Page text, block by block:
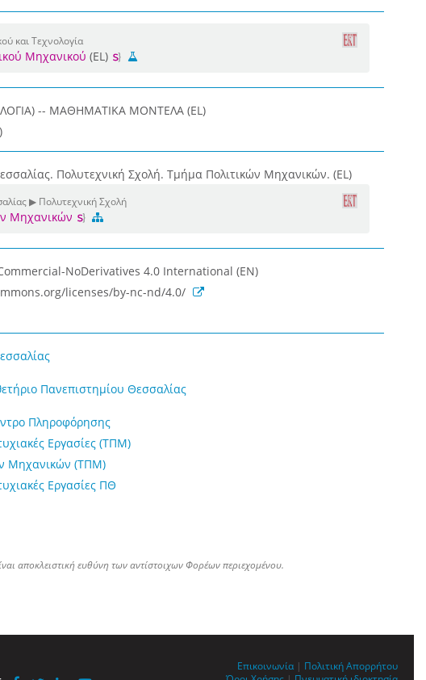
και Τεχνολογία
Μηχανικού (EL)
-- ΜΑΘΗΜΑΤΙΚΑ ΜΟΝΤΕΛΑ (EL)
Πολυτεχνική Σχολή. Τμήμα Πολιτικών Μηχανικών. (EL)
▶ Πολυτεχνική Σχολή
Μηχανικών
NoDerivatives 4.0 International (EN)
licenses/by-nc-nd/4.0/
Πανεπιστημίου Θεσσαλίας
Πληροφόρησης
Εργασίες (ΤΠΜ)
Μηχανικών (ΤΠΜ)
Εργασίες ΠΘ
αποκλειστική ευθύνη των αντίστοιχων Φορέων περιεχομένου.
Επικοινωνία | Πολιτική Απορρήτου